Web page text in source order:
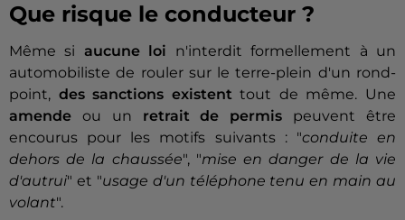
Que risque le conducteur ?
Même si aucune loi n'interdit formellement à un
automobiliste de rouler sur le terre-plein d'un rond-
point, des sanctions existenttout de même. Une
amende ou un retrait de permis peuvent être
encourus pour les motifs suivants : "conduite en
dehors de la chaussée", "mise en danger de la vie
d'autrui" et "usage d'un téléphone tenu en main au
volant".